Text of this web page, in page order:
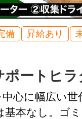
備 昇給あり
ポートヒラ
心に幅広い
本なし。ゴ